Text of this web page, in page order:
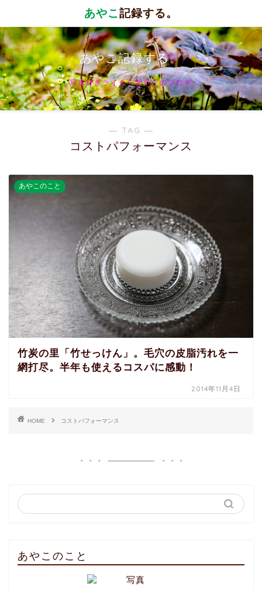
あやこ記録する。
あやこ記録する。
写真好きライターあやこのブログ
― TAG ―
コストパフォーマンス
あやこのこと
竹炭の里「竹せっけん」。毛穴の皮脂汚れを一
網打尽。半年も使えるコスパに感動！
2014年11月4日
HOME コストパフォーマンス
あやこのこと